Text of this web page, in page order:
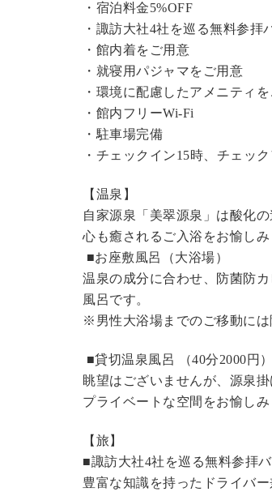
・宿泊料金5%OFF
・諏訪大社4社を巡る無料参拝
・館内着をご用意
・就寝用パジャマをご用意
・環境に配慮したアメニティ
・館内フリーWi-Fi
・駐車場完備
・チェックイン15時、チェッ
【温泉】
自家源泉「美翠源泉」は酸化
心も癒されるご入浴をお愉しみ
■お座敷風呂（大浴場）
温泉の成分に合わせ、防菌防
風呂です。
※男性大浴場までのご移動には
■貸切温泉風呂 （40分2000円）
眺望はございませんが、源泉
プライベートな空間をお愉しみ
【旅】
■諏訪大社4社を巡る無料参拝
豊富な知識を持ったドライバ